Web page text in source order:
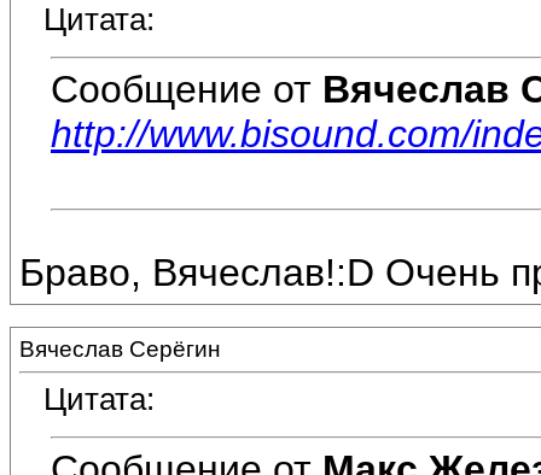
Цитата:
Сообщение от Вячеслав
http://www.bisound.com/
Браво, Вячеслав!:D Очень
Вячеслав Серёгин
Цитата: